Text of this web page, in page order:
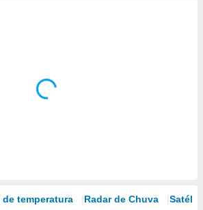
de temperatura Radar de Chuva